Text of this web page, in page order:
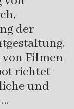
der
Filmen
richtet
und